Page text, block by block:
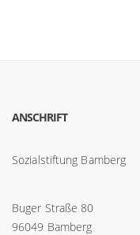
ANSCHRIFT
Sozialstiftung Bamberg
Buger Straße 80
96049 Bamberg